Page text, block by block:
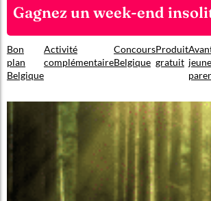
Gagnez un week-end
Bon
plan
Belgique
Activité
complémentaire
Concours
Belgique
Produit
gratuit